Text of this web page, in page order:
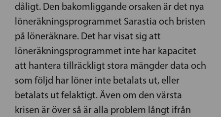
dåligt. Den bakomliggande orsaken är det nya
löneräkningsprogrammet Sarastia och bristen
på löneräknare. Det har visat sig att
löneräkningsprogrammet inte har kapacitet
att hantera tillräckligt stora mängder data och
som följd har löner inte betalats ut, eller
betalats ut felaktigt. Även om den värsta
krisen är över så är alla problem långt ifrån